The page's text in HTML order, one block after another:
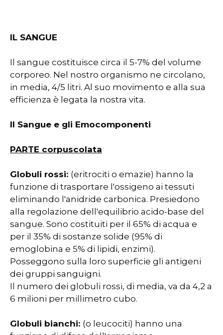
IL SANGUE
Il sangue costituisce circa il 5-7% del volume
corporeo. Nel nostro organismo ne circolano,
in media, 4/5 litri. Al suo movimento e alla sua
efficienza è legata la nostra vita.
Il Sangue e gli Emocomponenti
PARTE corpuscolata
Globuli rossi: (eritrociti o emazie) hanno la
funzione di trasportare l'ossigeno ai tessuti
eliminando l'anidride carbonica. Presiedono
alla regolazione dell'equilibrio acido-base del
sangue. Sono costituiti per il 65% di acqua e
per il 35% di sostanze solide (95% di
emoglobina e 5% di lipidi, enzimi).
Posseggono sulla loro superficie gli antigeni
dei gruppi sanguigni.
Il numero dei globuli rossi, di media, va da 4,2 a
6 milioni per millimetro cubo.
Globuli bianchi: (o leucociti) hanno una